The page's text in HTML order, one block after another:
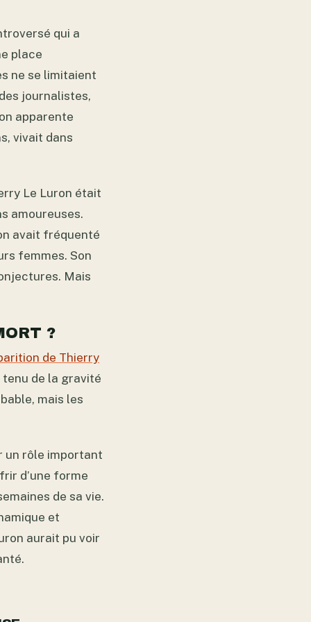
qui a
place
ne se limitaient
journalistes,
apparente
vivait dans
Le Luron était
amoureuses.
avait fréquenté
femmes. Son
Mais
?
de Thierry
de la gravité
mais les
un rôle important
d’une forme
de sa vie.
et
aurait pu voir